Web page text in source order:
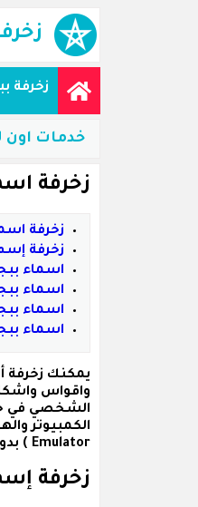
زخرفة
خدمات اون
زخرفة
زخرفة
زخرفة
اسماء
اسماء
اسماء
اسماء
يمكنك زخرفة
واقواس
الشخصي في
Emulator ) بدون الحاجة إلى تنصيب أو تنزيل أي برامج أو تطبيقات .
زخرفة